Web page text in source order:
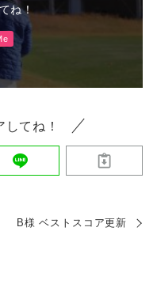
ね！
てね！
B様 ベストスコア更新